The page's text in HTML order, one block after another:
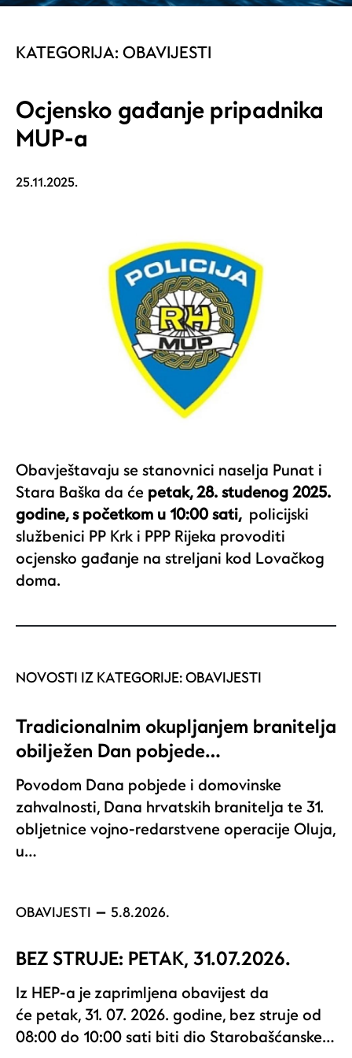
KATEGORIJA: OBAVIJESTI
Ocjensko gađanje pripadnika
MUP-a
25.11.2025.
Obavještavaju se stanovnici naselja Punat i
Stara Baška da će petak, 28. studenog 2025.
godine, s početkom u 10:00 sati, policijski
službenici PP Krk i PPP Rijeka provoditi
ocjensko gađanje na streljani kod Lovačkog
doma.
NOVOSTI IZ KATEGORIJE:OBAVIJESTI
Tradicionalnim okupljanjem branitelja
obilježen Dan pobjede…
Povodom Dana pobjede i domovinske
zahvalnosti, Dana hrvatskih branitelja te 31.
obljetnice vojno-redarstvene operacije Oluja,
u…
OBAVIJESTI 5.8.2026.
BEZ STRUJE: PETAK, 31.07.2026.
Iz HEP-a je zaprimljena obavijest da
će petak, 31. 07. 2026. godine, bez struje od
08:00 do 10:00 sati biti dio Starobašćanske…